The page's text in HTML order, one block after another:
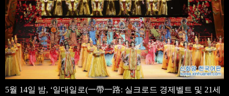
5월 14일 밤, ‘일대일로(一帶一路: 실크로드 경제벨트 및 21세